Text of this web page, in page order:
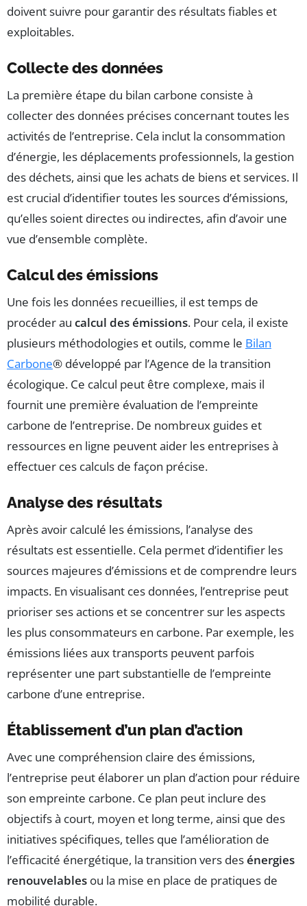
doivent suivre pour garantir des résultats fiables et
exploitables.
Collecte des données
La première étape du bilan carbone consiste à
collecter des données précises concernant toutes les
activités de l’entreprise. Cela inclut la consommation
d’énergie, les déplacements professionnels, la gestion
des déchets, ainsi que les achats de biens et services. Il
est crucial d’identifier toutes les sources d’émissions,
qu’elles soient directes ou indirectes, afin d’avoir une
vue d’ensemble complète.
Calcul des émissions
Une fois les données recueillies, il est temps de
procéder au calcul des émissions. Pour cela, il existe
plusieurs méthodologies et outils, comme le Bilan
Carbone® développé par l’Agence de la transition
écologique. Ce calcul peut être complexe, mais il
fournit une première évaluation de l’empreinte
carbone de l’entreprise. De nombreux guides et
ressources en ligne peuvent aider les entreprises à
effectuer ces calculs de façon précise.
Analyse des résultats
Après avoir calculé les émissions, l’analyse des
résultats est essentielle. Cela permet d’identifier les
sources majeures d’émissions et de comprendre leurs
impacts. En visualisant ces données, l’entreprise peut
prioriser ses actions et se concentrer sur les aspects
les plus consommateurs en carbone. Par exemple, les
émissions liées aux transports peuvent parfois
représenter une part substantielle de l’empreinte
carbone d’une entreprise.
Établissement d’un plan d’action
Avec une compréhension claire des émissions,
l’entreprise peut élaborer un plan d’action pour réduire
son empreinte carbone. Ce plan peut inclure des
objectifs à court, moyen et long terme, ainsi que des
initiatives spécifiques, telles que l’amélioration de
l’efficacité énergétique, la transition vers desénergies
renouvelables ou la mise en place de pratiques de
mobilité durable.